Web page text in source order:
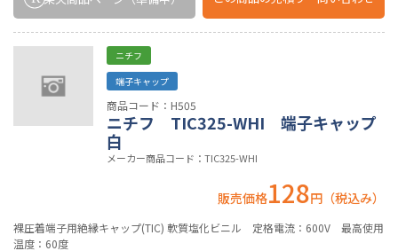
ニチフ
端子キャップ
商品コード：H505
ニチフ TIC325-WHI 端子キャップ
白
メーカー商品コード：TIC325-WHI
販売価格128円（税込み）
裸圧着端子用絶縁キャップ(TIC) 軟質塩化ビニル 定格電流：600V 最高使用
温度：60度